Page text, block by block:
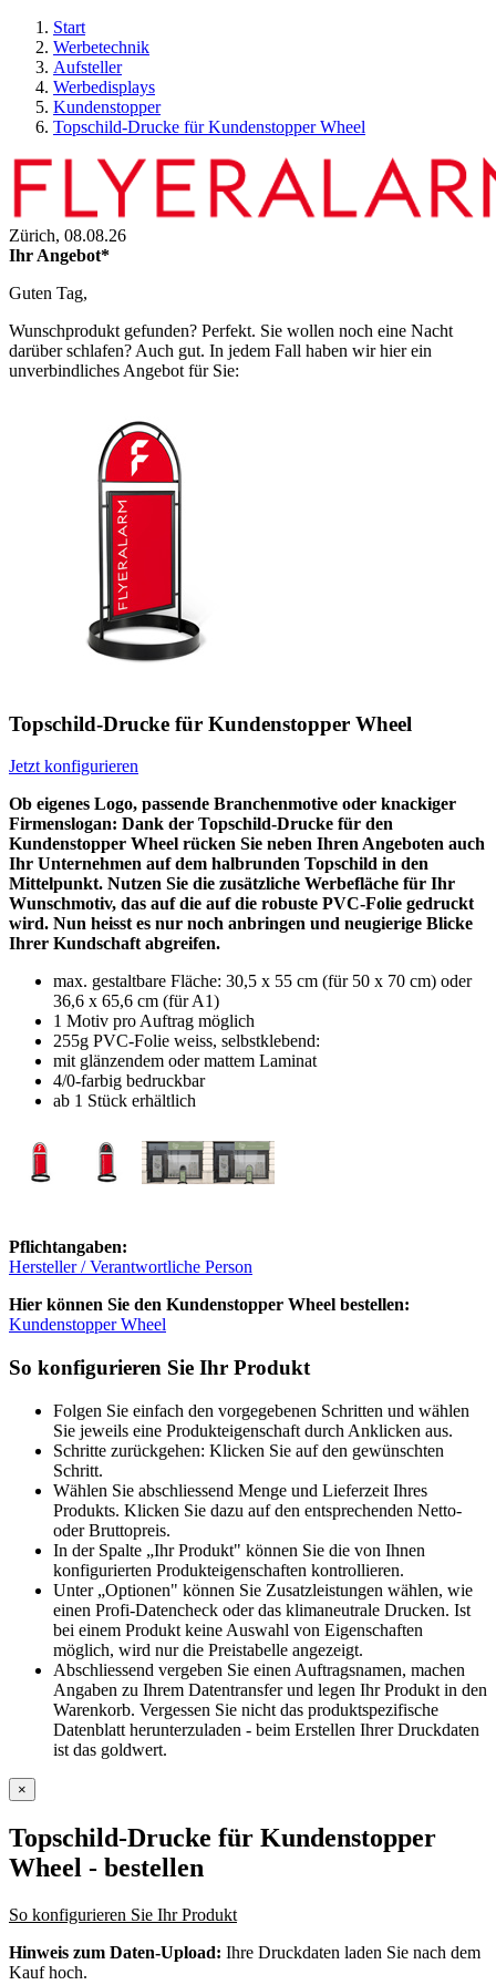
Start
Werbetechnik
Aufsteller
Werbedisplays
Kundenstopper
Topschild-Drucke für Kundenstopper Wheel
Zürich, 08.08.26
Ihr Angebot*
Guten Tag,
Wunschprodukt gefunden? Perfekt. Sie wollen noch eine Nacht
darüber schlafen? Auch gut. In jedem Fall haben wir hier ein
unverbindliches Angebot für Sie:
Topschild-Drucke für Kundenstopper Wheel
Jetzt konfigurieren
Ob eigenes Logo, passende Branchenmotive oder knackiger
Firmenslogan: Dank der Topschild-Drucke für den
Kundenstopper Wheel rücken Sie neben Ihren Angeboten auch
Ihr Unternehmen auf dem halbrunden Topschild in den
Mittelpunkt. Nutzen Sie die zusätzliche Werbefläche für Ihr
Wunschmotiv, das auf die auf die robuste PVC-Folie gedruckt
wird. Nun heisst es nur noch anbringen und neugierige Blicke
Ihrer Kundschaft abgreifen.
max. gestaltbare Fläche: 30,5 x 55 cm (für 50 x 70 cm) oder
36,6 x 65,6 cm (für A1)
1 Motiv pro Auftrag möglich
255g PVC-Folie weiss, selbstklebend:
mit glänzendem oder mattem Laminat
4/0-farbig bedruckbar
ab 1 Stück erhältlich
Pflichtangaben:
Hersteller / Verantwortliche Person
Hier können Sie den Kundenstopper Wheel bestellen:
Kundenstopper Wheel
So konfigurieren Sie Ihr Produkt
Folgen Sie einfach den vorgegebenen Schritten und wählen
Sie jeweils eine Produkteigenschaft durch Anklicken aus.
Schritte zurückgehen: Klicken Sie auf den gewünschten
Schritt.
Wählen Sie abschliessend Menge und Lieferzeit Ihres
Produkts. Klicken Sie dazu auf den entsprechenden Netto-
oder Bruttopreis.
In der Spalte „Ihr Produkt" können Sie die von Ihnen
konfigurierten Produkteigenschaften kontrollieren.
Unter „Optionen" können Sie Zusatzleistungen wählen, wie
einen Profi-Datencheck oder das klimaneutrale Drucken. Ist
bei einem Produkt keine Auswahl von Eigenschaften
möglich, wird nur die Preistabelle angezeigt.
Abschliessend vergeben Sie einen Auftragsnamen, machen
Angaben zu Ihrem Datentransfer und legen Ihr Produkt in den
Warenkorb. Vergessen Sie nicht das produktspezifische
Datenblatt herunterzuladen - beim Erstellen Ihrer Druckdaten
ist das goldwert.
×
Topschild-Drucke für Kundenstopper
Wheel - bestellen
So konfigurieren Sie Ihr Produkt
Hinweis zum Daten-Upload: Ihre Druckdaten laden Sie nach dem
Kauf hoch.